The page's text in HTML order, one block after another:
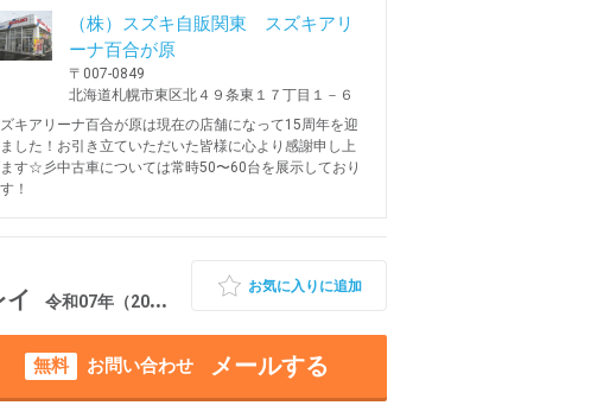
（株）スズキ自販関東 スズキアリ
ーナ百合が原
〒007-0849
北海道札幌市東区北４９条東１７丁目１－６
キアリーナ百合が原は現在の店舗になって15周年を迎
した！お引き立ていただいた皆様に心より感謝申し上
す☆彡中古車については常時50〜60台を展示しており
！
令和07年（2025年） 0.5万km 北海道札幌市東区
お気に入りに追加
無料 お問い合わせ メールする